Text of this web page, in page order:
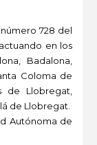
728 del
en los
Badalona,
Coloma de
de Llobregat,
de Llobregat.
Autónoma de